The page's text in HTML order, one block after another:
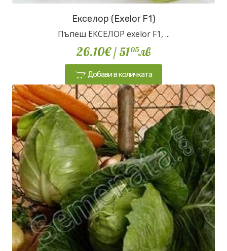
Екселор (Exelor F1)
Пъпеш ЕКСЕЛОР exelor F1, ...
26.10€/ 5105лв
Добави в количката